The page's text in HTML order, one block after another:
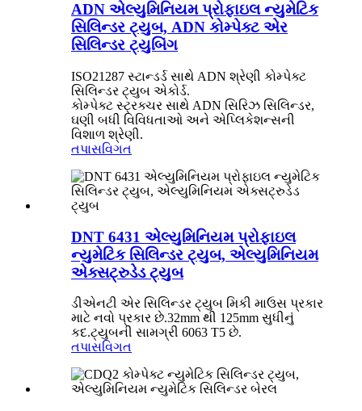
ADN એલ્યુમિનિયમ પ્રોફાઇલ ન્યુમેટિક
સિલિન્ડર ટ્યુબ, ADN કોમ્પેક્ટ એર
સિલિન્ડર ટ્યુબિંગ
ISO21287 સ્ટાન્ડર્ડ સાથે ADN શ્રેણી કોમ્પેક્ટ
સિલિન્ડર ટ્યુબ એકોર્ડ.
કોમ્પેક્ટ સ્ટ્રક્ચર સાથે ADN સિરિઝ સિલિન્ડર,
ઘણી બધી વિવિધતાઓ અને એપ્લિકેશન્સની
વિશાળ શ્રેણી.
તપાસવિગત
DNT 6431 એલ્યુમિનિયમ પ્રોફાઇલ
ન્યુમેટિક સિલિન્ડર ટ્યુબ, એલ્યુમિનિયમ
એક્સટ્રુડેડ ટ્યુબ
ડીએનટી એર સિલિન્ડર ટ્યુબ મિકી માઉસ પ્રકાર
માટે નવો પ્રકાર છે.32mm થી 125mm સુધીનું
કદ.ટ્યુબની સામગ્રી 6063 T5 છે.
તપાસવિગત